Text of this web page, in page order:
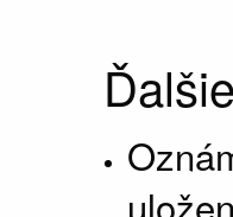
Ďalšie